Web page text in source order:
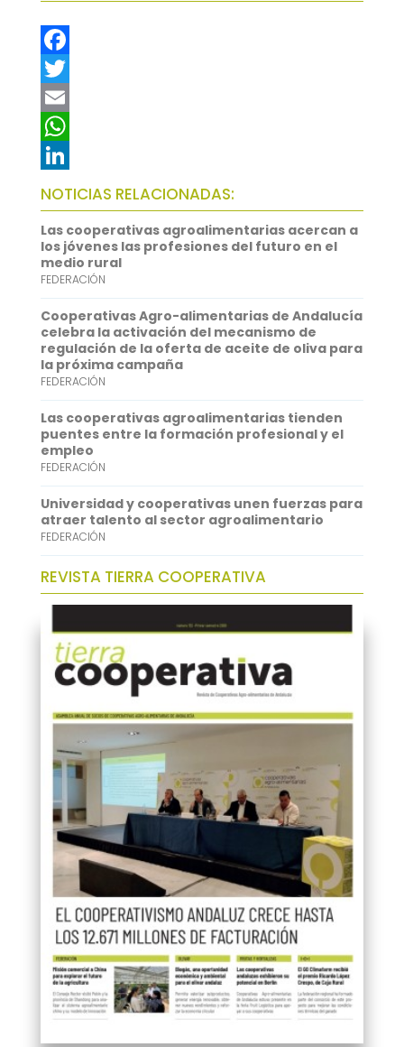
F
a
c
e
b
o
o
k
T
w
t
t
e
r
E
m
a
i
l
W
h
a
t
s
A
p
p
L
i
n
k
e
d
I
n
NOTICIAS RELACIONADAS:
Las cooperativas agroalimentarias acercan a
los jóvenes las profesiones del futuro en el
medio rural
FEDERACIÓN
Cooperativas Agro-alimentarias de Andalucía
celebra la activación del mecanismo de
regulación de la oferta de aceite de oliva para
la próxima campaña
FEDERACIÓN
Las cooperativas agroalimentarias tienden
puentes entre la formación profesional y el
empleo
FEDERACIÓN
Universidad y cooperativas unen fuerzas para
atraer talento al sector agroalimentario
FEDERACIÓN
REVISTA TIERRA COOPERATIVA